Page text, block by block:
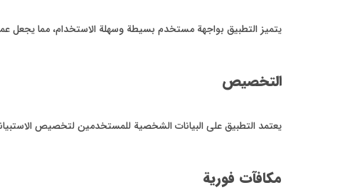
يتميز التطبيق بواجهة مستخدم بسيطة وسهلة الاستخدام، مما يجعل
التخصيص
يعتمد التطبيق على البيانات الشخصية للمستخدمين لتخصيص
مكافآت فورية